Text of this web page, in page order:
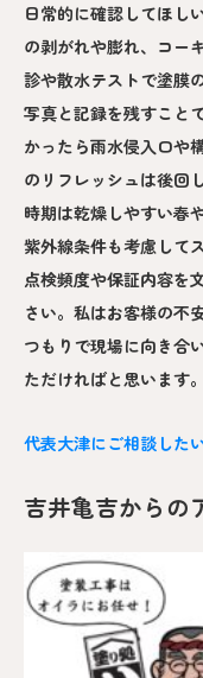
日常的に確認してほし
の剥がれや膨れ、コー
診や散水テストで塗膜
写真と記録を残すこと
かったら雨水侵入口や
のリフレッシュは後回
時期は乾燥しやすい春
紫外線条件も考慮して
点検頻度や保証内容を
さい。私はお客様の不
つもりで現場に向き合
ただければと思います。
代表大津にご相談した
吉井亀吉からの